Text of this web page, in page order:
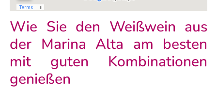
Wie Sie den Weißwein aus
der Marina Alta am besten
mit guten Kombinationen
genießen